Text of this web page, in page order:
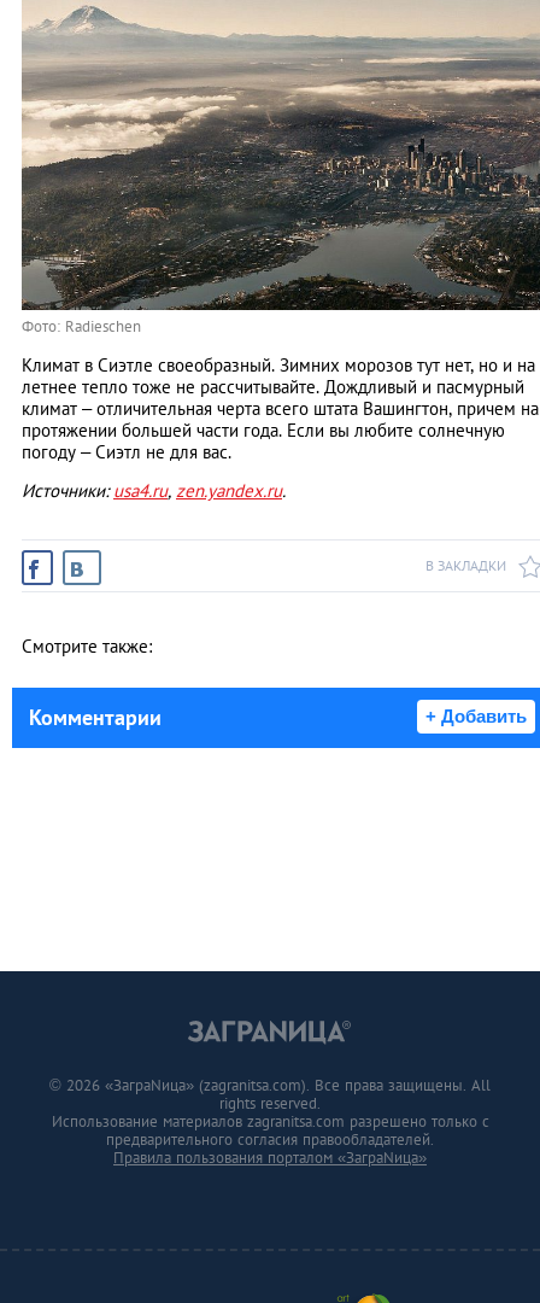
Фото: Radieschen
Климат в Сиэтле своеобразный. Зимних морозов тут нет, но и на
летнее тепло тоже не рассчитывайте. Дождливый и пасмурный
климат – отличительная черта всего штата Вашингтон, причем на
протяжении большей части года. Если вы любите солнечную
погоду – Сиэтл не для вас.
Источники:usa4.ru, zen.yandex.ru.
В ЗАКЛАДКИ
Смотрите также:
Комментарии + Добавить
© 2026 «ЗаграNица» (zagranitsa.com). Все права защищены. All
rights reserved.
Использование материалов zagranitsa.com разрешено только с
предварительного согласия правообладателей.
Правила пользования порталом «ЗаграNица»